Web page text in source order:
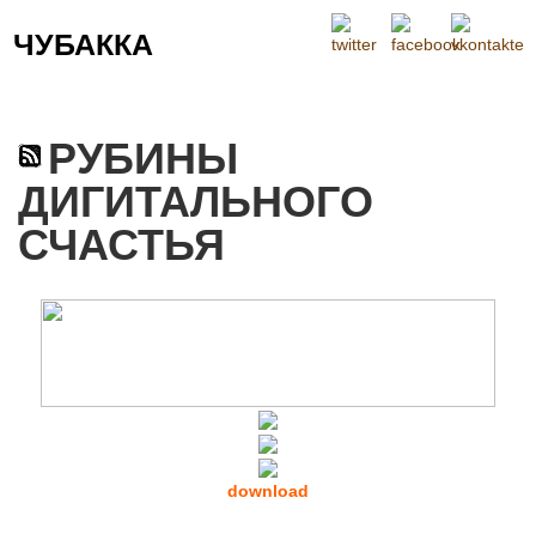
ЧУБАККА
РУБИНЫ
ДИГИТАЛЬНОГО
СЧАСТЬЯ
download